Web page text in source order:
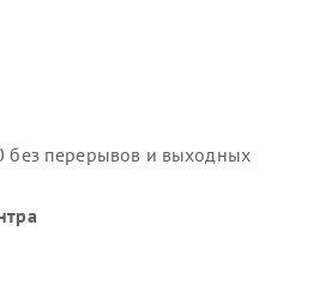
перерывов и выходных